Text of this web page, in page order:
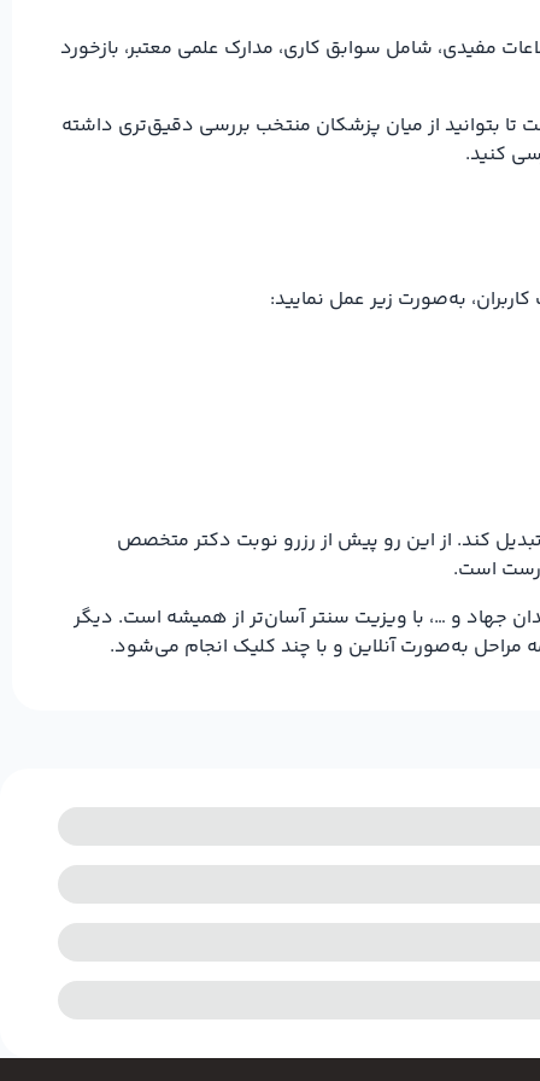
مفیدی، شامل سوابق کاری، مدارک علمی معتبر، بازخورد
بتوانید از میان پزشکان منتخب بررسی دقیق‌تری داشته
کنید.
به‌صورت زیر عمل نمایید:
کند. از این رو پیش از رزرو نوبت دکتر متخصص
درست است.
جهاد و …، با ویزیت سنتر آسان‌تر از همیشه است. دیگر
مراحل به‌صورت آنلاین و با چند کلیک انجام می‌شود.